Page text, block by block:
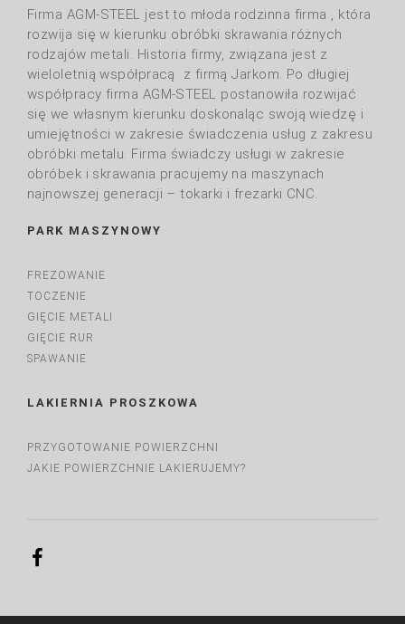
Firma AGM-STEEL jest to młoda rodzinna firma , która
rozwija się w kierunku obróbki skrawania różnych
rodzajów metali. Historia firmy, związana jest z
wieloletnią współpracą z firmą Jarkom. Po długiej
współpracy firma AGM-STEEL postanowiła rozwijać
się we własnym kierunku doskonaląc swoją wiedzę i
umiejętności w zakresie świadczenia usług z zakresu
obróbki metalu. Firma świadczy usługi w zakresie
obróbek i skrawania pracujemy na maszynach
najnowszej generacji – tokarki i frezarki CNC.
PARK MASZYNOWY
FREZOWANIE
TOCZENIE
GIĘCIE METALI
GIĘCIE RUR
SPAWANIE
LAKIERNIA PROSZKOWA
PRZYGOTOWANIE POWIERZCHNI
JAKIE POWIERZCHNIE LAKIERUJEMY?